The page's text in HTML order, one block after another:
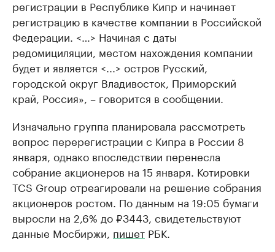
регистрации в Республике Кипр и начинает
регистрацию в качестве компании в Российской
Федерации. <…> Начиная с даты
редомициляции, местом нахождения компании
будет и является <...> остров Русский,
городской округ Владивосток, Приморский
край, Россия», – говорится в сообщении.
Изначально группа планировала рассмотреть
вопрос перерегистрации с Кипра в России 8
января, однако впоследствии перенесла
собрание акционеров на 15 января. Котировки
TCS Group отреагировали на решение собрания
акционеров ростом. По данным на 19:05 бумаги
выросли на 2,6% до ₽3443, свидетельствуют
данные Мосбиржи, пишет РБК.